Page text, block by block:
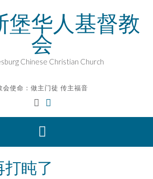
堡华人基督教
会
Chinese Christian Church
会使命：做主门徒 传主福音
盹了